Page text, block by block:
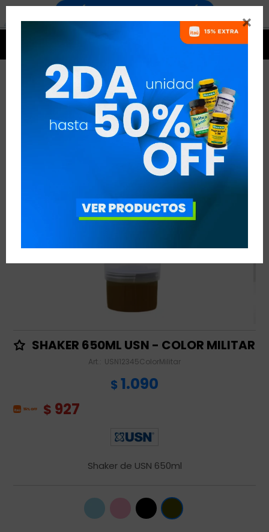

SHAKER 650ML USN - COLOR MILITAR
USN12345ColorMilitar
$ 1.090
$ 927
Shaker de USN 650ml